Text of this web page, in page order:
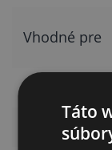
Vhodné pre
Materiál
Táto